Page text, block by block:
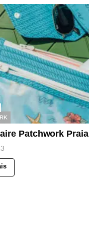
Patchwork Praia